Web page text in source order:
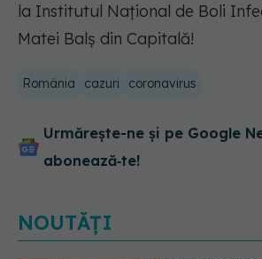
la Institutul Național de Boli
Matei Balș din Capitală!
România cazuri coronavirus
Urmărește-ne și pe Google
abonează‑te!
NOUTĂȚI